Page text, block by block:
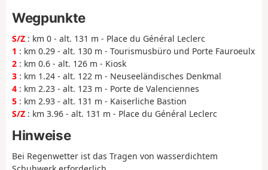
Wegpunkte
S/Z : km 0 - alt. 131 m - Place du Général Leclerc
1 : km 0.29 - alt. 130 m - Tourismusbüro und Porte Fauroeulx
2 : km 0.6 - alt. 126 m - Kiosk
3 : km 1.24 - alt. 122 m - Neuseeländisches Denkmal
4 : km 2.23 - alt. 123 m - Porte de Valenciennes
5 : km 2.93 - alt. 131 m - Kaiserliche Bastion
S/Z : km 3.96 - alt. 131 m - Place du Général Leclerc
Hinweise
Bei Regenwetter ist das Tragen von wasserdichtem